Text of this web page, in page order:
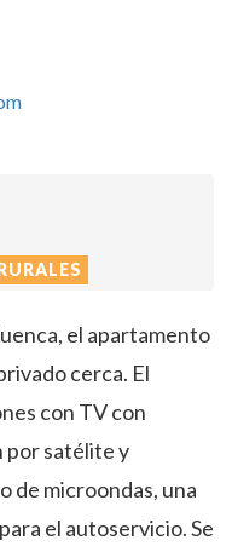
el apartamento
cerca. El
con TV con
por satélite y
de microondas, una
el autoservicio. Se